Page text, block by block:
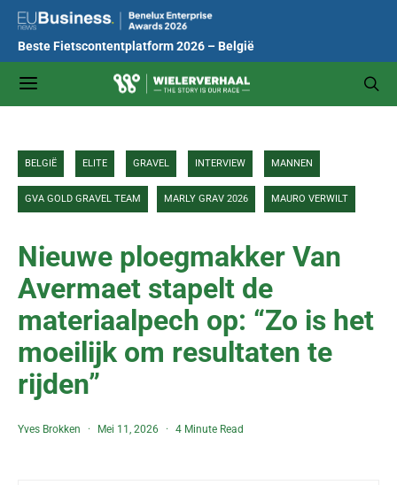
Beste Fietscontentplatform 2026 – België
BELGIË ELITE GRAVEL INTERVIEW MANNEN
GVA GOLD GRAVEL TEAM MARLY GRAV 2026 MAURO VERWILT
Nieuwe ploegmakker Van
Avermaet stapelt de
materiaalpech op: “Zo is het
moeilijk om resultaten te
rijden”
Yves Brokken Mei 11, 2026 4 Minute Read